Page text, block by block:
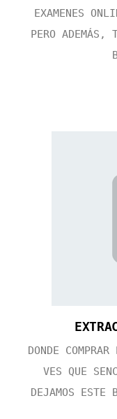
EXAMENES
PERO ADEMÁS,
DONDE
VES QUE
DEJAMOS